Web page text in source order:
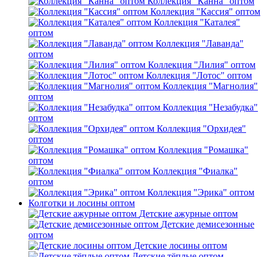
Коллекция "Кассия" оптом
Коллекция "Каталея"
оптом
Коллекция "Лаванда"
оптом
Коллекция "Лилия" оптом
Коллекция "Лотос" оптом
Коллекция "Магнолия"
оптом
Коллекция "Незабудка"
оптом
Коллекция "Орхидея"
оптом
Коллекция "Ромашка"
оптом
Коллекция "Фиалка"
оптом
Коллекция "Эрика" оптом
Колготки и лосины оптом
Детские ажурные оптом
Детские демисезонные
оптом
Детские лосины оптом